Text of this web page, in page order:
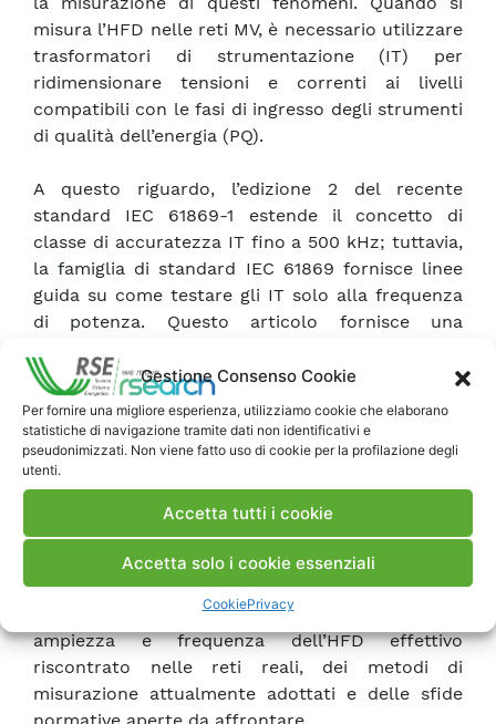
Gestione Consenso Cookie
Per fornire una migliore esperienza, utilizziamo cookie che elaborano
statistiche di navigazione tramite dati non identificativi e
pseudonimizzati. Non viene fatto uso di cookie per la profilazione degli
utenti.
Accetta tutti i cookie
Accetta solo i cookie essenziali
CookiePrivacy
misura l’HFD nelle reti MV, è necessario utilizzare
trasformatori di strumentazione (IT) per
ridimensionare tensioni e correnti ai livelli
compatibili con le fasi di ingresso degli strumenti
di qualità dell’energia (PQ).
A questo riguardo, l’edizione 2 del recente
standard IEC 61869-1 estende il concetto di
classe di accuratezza IT fino a 500 kHz; tuttavia,
la famiglia di standard IEC 61869 fornisce linee
guida su come testare gli IT solo alla frequenza
di potenza. Questo articolo fornisce una
standard e dei principali risultati dei progetti di
ricerca europei incentrati sull’HFD e sugli IT.
Questo studio preliminare dello stato dell’arte
rappresenta un punto di partenza essenziale per
definire forme d’onda significative per testare gli
IT e, più in generale, per ottenere una
comprensione completa dell’HFD. In questo
contesto, questo articolo fornisce un riassunto
dei più comuni intervalli di variazione di
ampiezza e frequenza dell’HFD effettivo
riscontrato nelle reti reali, dei metodi di
misurazione attualmente adottati e delle sfide